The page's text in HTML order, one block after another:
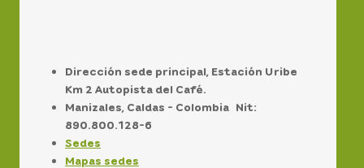
Dirección sede principal, Estación Uribe
Km 2 Autopista del Café.
Manizales, Caldas - Colombia Nit:
890.800.128-6
Sedes
Mapas sedes